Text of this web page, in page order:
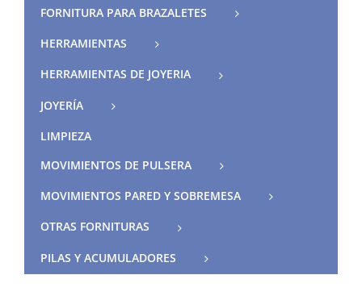
FORNITURA PARA BRAZALETES
HERRAMIENTAS
HERRAMIENTAS DE JOYERIA
JOYERÍA
LIMPIEZA
MOVIMIENTOS DE PULSERA
MOVIMIENTOS PARED Y SOBREMESA
OTRAS FORNITURAS
PILAS Y ACUMULADORES